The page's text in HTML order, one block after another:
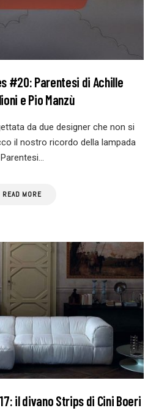
#20: Parentesi di Achille
e Pio Manzù
da due designer che non si
il nostro ricordo della lampada
Parentesi…
READ MORE
il divano Strips di Cini Boeri